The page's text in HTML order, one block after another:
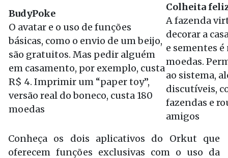
BudyPoke
O avatar e o uso de funções
básicas, como o envio de um beijo,
são gratuitos. Mas pedir alguém
em casamento, por exemplo, custa
R$ 4. Imprimir um “paper toy”,
versão real do boneco, custa 180
moedas
Colheita
A fazenda
decorar a
e sementes
moedas.
ao sistema,
discutíveis,
fazendas e
amigos
Conheça os dois aplicativos do Orkut que
oferecem funções exclusivas com o uso da